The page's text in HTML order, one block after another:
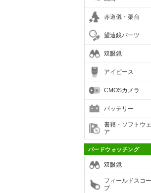
赤道儀・架台
望遠鏡パーツ
双眼鏡
アイピース
CMOSカメラ
バッテリー
書籍・ソフトウェ
ア
バードウォッチング
双眼鏡
フィールドスコー
プ